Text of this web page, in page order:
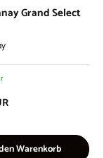
Grand Select
Warenkorb